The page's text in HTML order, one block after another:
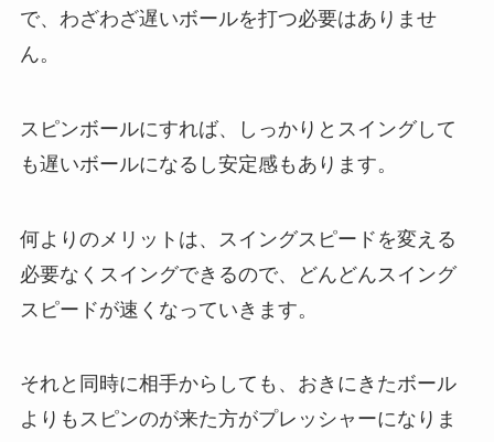
で、わざわざ遅いボールを打つ必要はありませ
ん。
スピンボールにすれば、しっかりとスイングして
も遅いボールになるし安定感もあります。
何よりのメリットは、スイングスピードを変える
必要なくスイングできるので、どんどんスイング
スピードが速くなっていきます。
それと同時に相手からしても、おきにきたボール
よりもスピンのが来た方がプレッシャーになりま